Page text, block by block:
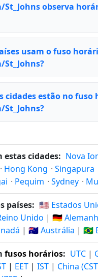
St_Johns observa
usam o fuso
St_Johns?
cidades estão no fuso
St_Johns?
estas cidades: Nova
· Hong Kong · Singapura
· Pequim · Sydney ·
países: 🇺🇸 Estados
Unido | 🇩🇪
| 🇦🇺 Austrália | 🇧🇷
fusos horários: UTC |
| EET | IST | China